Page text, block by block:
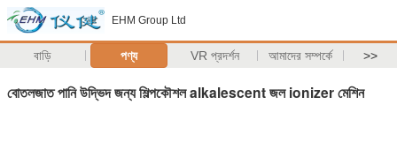
EHM Group Ltd
বাড়ি পণ্য VR প্রদর্শন আমাদের সম্পর্কে >>
বোতলজাত পানি উদ্ভিদ জন্য শিল্পকৌশল alkalescent জল ionizer মেশিন